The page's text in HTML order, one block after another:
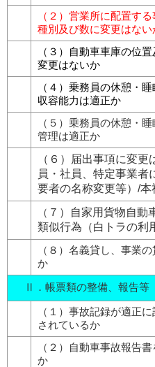
（２）営業所に配置す
種別及び数に変更はない
（３）自動車車庫の位
変更はないか
（４）乗務員の休憩・睡
収容能力は適正か
（５）乗務員の休憩・睡
管理は適正か
（６）届出事項に変更
員・社員、特定事業者
要者の名称変更等）/本
（ ７）自家用貨物自動
類似行為（白トラの利
（８）名義貸し、事業
か
Ⅱ．帳票類の整備、報告等
（１）事故記録が適正
されているか
（２）自動車事故報告
か